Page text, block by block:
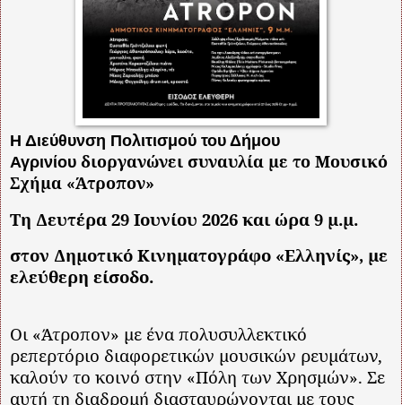
Η Διεύθυνση Πολιτισμού του Δήμου
Αγρινίου διοργανώνει συναυλία με το Μουσικό
Σχήμα «Άτροπον»
Τη Δευτέρα 29 Ιουνίου 2026 και ώρα 9 μ.μ.
στον Δημοτικό Κινηματογράφο «Ελληνίς», με
ελεύθερη είσοδο.
Οι «Άτροπον» με ένα πολυσυλλεκτικό
ρεπερτόριο διαφορετικών μουσικών ρευμάτων,
καλούν το κοινό στην «Πόλη των Χρησμών». Σε
αυτή τη διαδρομή διασταυρώνονται με τους